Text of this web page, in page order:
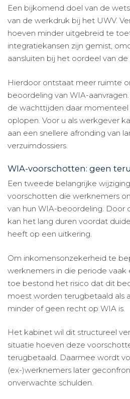
Een bijkomend doel van de
van de werkdruk bij het UWV.
hoeven minder uitgebreid te
integratiekansen zijn gemist,
aansluiten bij het oordeel van de
Hierdoor ontstaat meer ruimte
beoordeling van WIA-
de wachttijden daar momenteel
oplopen. Voor u als werkgever
aan een snellere afronding van
verzuimdossiers.
WIA-voorschotten: geen
Een tweede belangrijke
voorschotten die werknemers
van hun WIA-beoordeling. Door
kan het lang duren voordat
heeft op een uitkering.
Om inkomensonzekerheid te
werknemers in die periode vaak
toe bestond het risico dat dit
moest worden terugbetaald als
minder of geen recht op WIA is.
Het kabinet wil dit structureel
situatie hoeven deze
terugbetaald. Daarmee wordt
(ex-)werknemers later
onverwachte schulden.